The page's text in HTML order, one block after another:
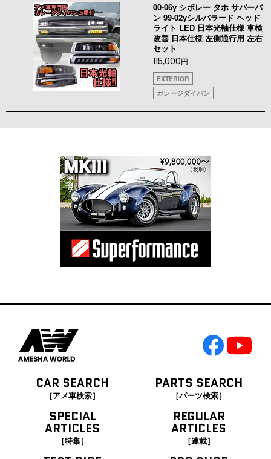
00-06y シボレー タホ サバーバ
ン 99-02yシルバラード ヘッド
ライト LED 日本光軸仕様 車検
改善 日本仕様 左側通行用 左右
セット
115,000円
EXTERIOR
ガレージダイバン
CAR SEARCH
［アメ車検索］
PARTS SEARCH
［パーツ検索］
SPECIAL
ARTICLES
［特集］
REGULAR
ARTICLES
［連載］